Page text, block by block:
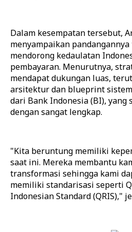
Dalam kesempatan tersebut,
menyampaikan
mendorong kedaulatan
pembayaran. Menurutnya,
mendapat dukungan luas,
arsitektur dan blueprint
dari Bank Indonesia (BI), yang
dengan sangat lengkap.
"Kita beruntung memiliki
saat ini. Mereka membantu
transformasi sehingga kami
memiliki standarisasi seperti
Indonesian Standard (QRIS),"